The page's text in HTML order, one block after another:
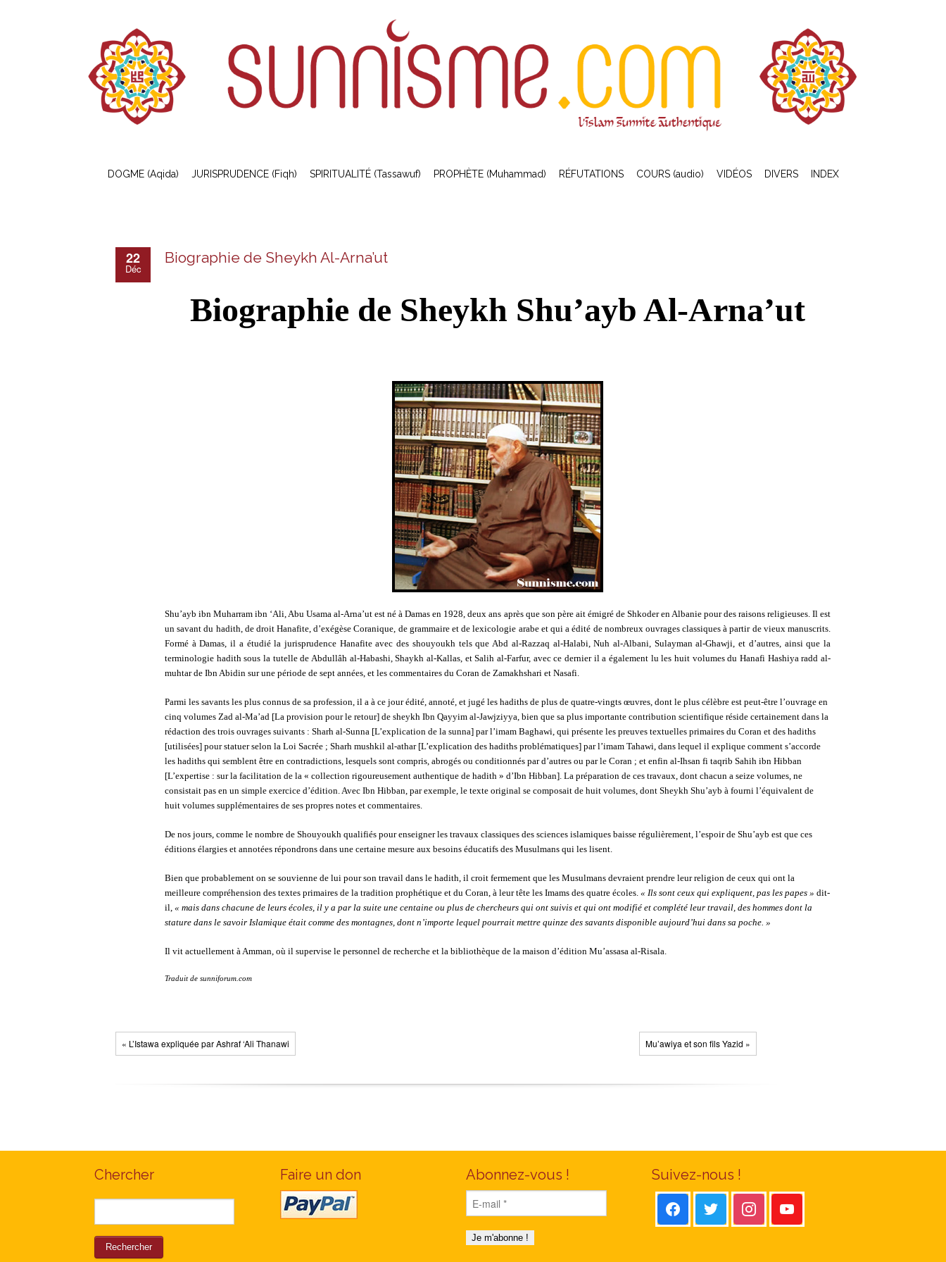
DOGME (Aqida) JURISPRUDENCE (Fiqh) SPIRITUALITÉ (Tassawuf) PROPHÈTE (Muhammad) RÉFUTATIONS COURS (audio) VIDÉOS DIVERS INDEX
22
Déc
Biographie de Sheykh Al-Arna’ut
Biographie de Sheykh Shu’ayb Al-Arna’ut
Shu’ayb ibn Muharram ibn ‘Ali, Abu Usama al-Arna’ut est né à Damas en 1928, deux ans après que son père ait émigré de Shkoder en Albanie pour des raisons religieuses. Il est
un savant du hadith, de droit Hanafite, d’exégèse Coranique, de grammaire et de lexicologie arabe et qui a édité de nombreux ouvrages classiques à partir de vieux manuscrits.
Formé à Damas, il a étudié la jurisprudence Hanafite avec des shouyoukh tels que Abd al-Razzaq al-Halabi, Nuh al-Albani, Sulayman al-Ghawji, et d’autres, ainsi que la
terminologie hadith sous la tutelle de Abdullâh al-Habashi, Shaykh al-Kallas, et Salih al-Farfur, avec ce dernier il a également lu les huit volumes du Hanafi Hashiya radd al-
muhtar de Ibn Abidin sur une période de sept années, et les commentaires du Coran de Zamakhshari et Nasafi.
Parmi les savants les plus connus de sa profession, il a à ce jour édité, annoté, et jugé les hadiths de plus de quatre-vingts œuvres, dont le plus célèbre est peut-être l’ouvrage en
cinq volumes Zad al-Ma’ad [La provision pour le retour] de sheykh Ibn Qayyim al-Jawjziyya, bien que sa plus importante contribution scientifique réside certainement dans la
rédaction des trois ouvrages suivants : Sharh al-Sunna [L’explication de la sunna] par l’imam Baghawi, qui présente les preuves textuelles primaires du Coran et des hadiths
[utilisées] pour statuer selon la Loi Sacrée ; Sharh mushkil al-athar [L’explication des hadiths problématiques] par l’imam Tahawi, dans lequel il explique comment s’accorde
les hadiths qui semblent être en contradictions, lesquels sont compris, abrogés ou conditionnés par d’autres ou par le Coran ; et enfin al-Ihsan fi taqrib Sahih ibn Hibban
[L’expertise : sur la facilitation de la « collection rigoureusement authentique de hadith » d’Ibn Hibban]. La préparation de ces travaux, dont chacun a seize volumes, ne
consistait pas en un simple exercice d’édition. Avec Ibn Hibban, par exemple, le texte original se composait de huit volumes, dont Sheykh Shu’ayb à fourni l’équivalent de
huit volumes supplémentaires de ses propres notes et commentaires.
De nos jours, comme le nombre de Shouyoukh qualifiés pour enseigner les travaux classiques des sciences islamiques baisse régulièrement, l’espoir de Shu’ayb est que ces
éditions élargies et annotées répondrons dans une certaine mesure aux besoins éducatifs des Musulmans qui les lisent.
Bien que probablement on se souvienne de lui pour son travail dans le hadith, il croit fermement que les Musulmans devraient prendre leur religion de ceux qui ont la
meilleure compréhension des textes primaires de la tradition prophétique et du Coran, à leur tête les Imams des quatre écoles. « Ils sont ceux qui expliquent, pas les papes » dit-
il, « mais dans chacune de leurs écoles, il y a par la suite une centaine ou plus de chercheurs qui ont suivis et qui ont modifié et complété leur travail, des hommes dont la
stature dans le savoir Islamique était comme des montagnes, dont n’importe lequel pourrait mettre quinze des savants disponible aujourd’hui dans sa poche. »
Il vit actuellement à Amman, où il supervise le personnel de recherche et la bibliothèque de la maison d’édition Mu’assasa al-Risala.
Traduit de sunniforum.com
« L’Istawa expliquée par Ashraf ‘Ali Thanawi Mu’awiya et son fils Yazid »
Chercher Faire un don Abonnez-vous ! Suivez-nous !